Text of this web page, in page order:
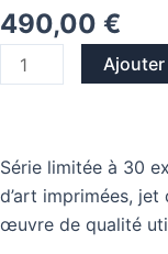
490,00 €
Série limitée à 30
d’art imprimées,
œuvre de qualité